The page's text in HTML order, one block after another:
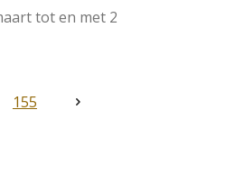
tot en met 2
155